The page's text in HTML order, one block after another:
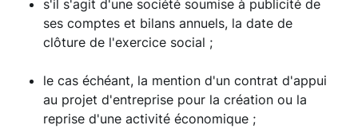
s'il s'agit d'une société soumise à publicité de
ses comptes et bilans annuels, la date de
clôture de l'exercice social ;
le cas échéant, la mention d'un contrat d'appui
au projet d'entreprise pour la création ou la
reprise d'une activité économique ;